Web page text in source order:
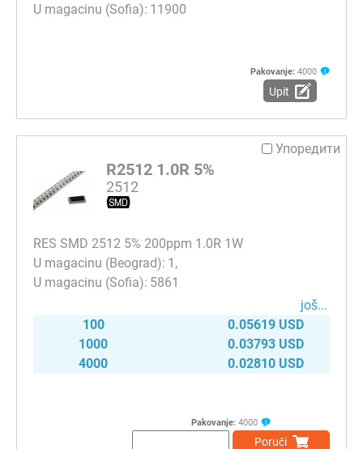
11900
Pakovanje: 4000
Upit
Упоредити
R2512 1.0R 5%
2512
RES SMD 2512 5% 200ppm 1.0R 1W
1
5861
јоš...
100
0.05619 USD
1000
0.03793 USD
4000
0.02810 USD
Pakovanje: 4000
Poruči